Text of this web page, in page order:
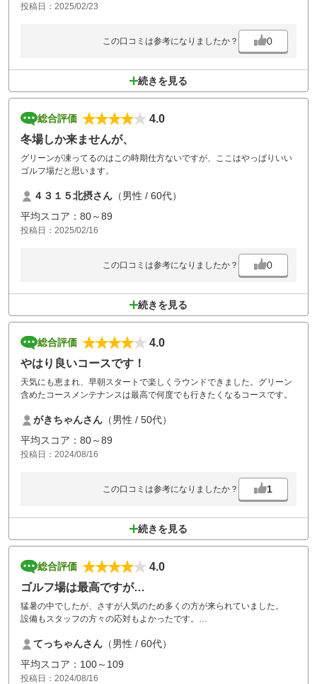
投稿日：2025/02/23
この口コミは参考になりましたか？ 0
続きを見る
総合評価
4.0
冬場しか来ませんが、
グリーンが凍ってるのはこの時期仕方ないですが、ここはやっぱりいい
ゴルフ場だと思います。
４３１５北摂さん （男性 / 60代）
平均スコア：80～89
投稿日：2025/02/16
この口コミは参考になりましたか？ 0
続きを見る
総合評価
4.0
やはり良いコースです！
天気にも恵まれ、早朝スタートで楽しくラウンドできました。グリーン
含めたコースメンテナンスは最高で何度でも行きたくなるコースです。
がきちゃんさん （男性 / 50代）
平均スコア：80～89
投稿日：2024/08/16
この口コミは参考になりましたか？ 1
続きを見る
総合評価
4.0
ゴルフ場は最高ですが…
猛暑の中でしたが、さすが人気のため多くの方が来られていました。
設備もスタッフの方々の応対もよかったです。
込んできたのが残念でした。
いいゴルフ場で残念でした。
てっちゃんさん （男性 / 60代）
平均スコア：100～109
投稿日：2024/08/16